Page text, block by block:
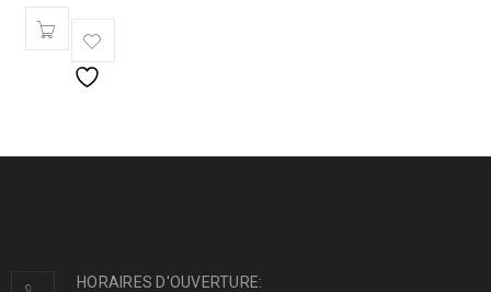
HORAIRES D'OUVERTURE: